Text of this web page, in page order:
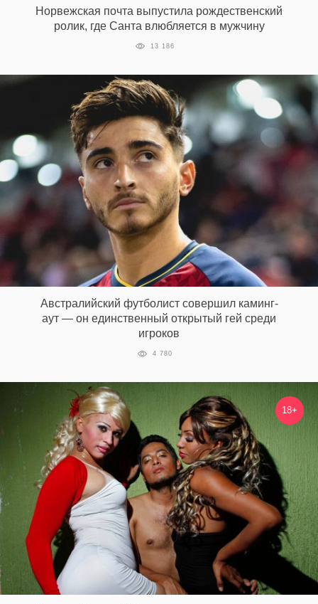
Норвежская почта выпустила рождественский
ролик, где Санта влюбляется в мужчину
13 186
Австралийский футболист совершил каминг-
аут — он единственный открытый гей среди
игроков
4 780
18+